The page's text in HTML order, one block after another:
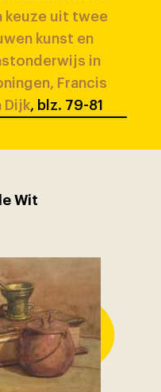
keuze uit twee
kunst en
in
Francis
Dijk, blz. 79-81
Wit